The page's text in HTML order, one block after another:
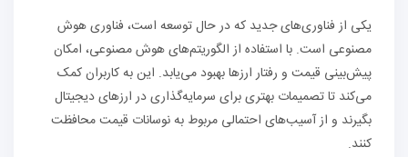
یکی از فناوری‌های جدید که در حال توسعه است، فناوری هوش
مصنوعی است. با استفاده از الگوریتم‌های هوش مصنوعی، امکان
پیش‌بینی قیمت و رفتار ارزها بهبود می‌یابد. این به کاربران کمک
می‌کند تا تصمیمات بهتری برای سرمایه‌گذاری در ارزهای دیجیتال
بگیرند و از آسیب‌های احتمالی مربوط به نوسانات قیمت محافظت
کنند.